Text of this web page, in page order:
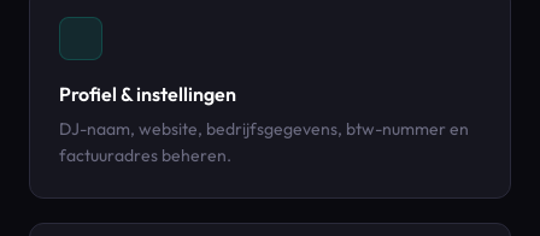
Profiel & instellingen
DJ-naam, website, bedrijfsgegevens, btw-nummer en
factuuradres beheren.